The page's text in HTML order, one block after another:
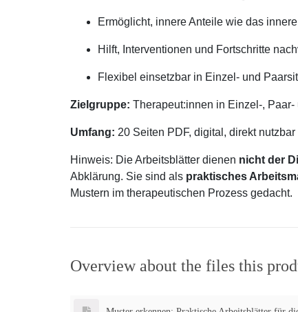
Ermöglicht, innere Anteile wie das
Hilft, Interventionen und Fortschritte
Flexibel einsetzbar in Einzel- und
Zielgruppe: Therapeut:innen in Einzel-,
Umfang: 20 Seiten PDF, digital, direkt
Hinweis: Die Arbeitsblätter dienen nicht der
Abklärung. Sie sind als praktisches
Mustern im therapeutischen Prozess gedacht.
Overview about the files this